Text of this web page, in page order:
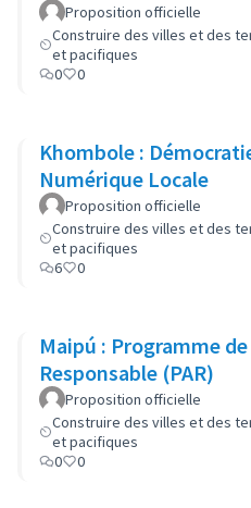
Proposition officielle
Construire des villes et des
et pacifiques
0
0
Khombole :
Numérique Locale
Proposition officielle
Construire des villes et des
et pacifiques
6
0
Maipú : Programme
Responsable (PAR)
Proposition officielle
Construire des villes et des
et pacifiques
0
0